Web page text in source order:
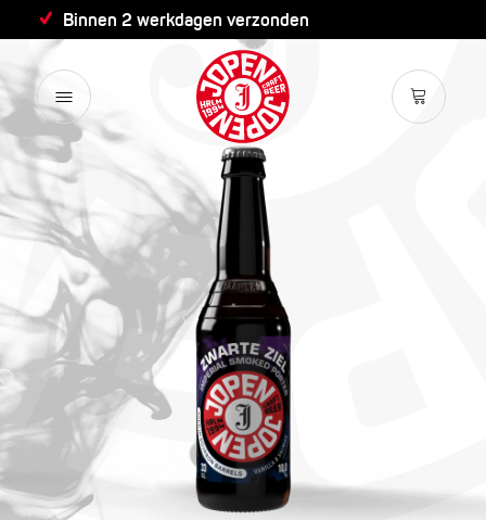
Binnen 2 werkdagen verzonden